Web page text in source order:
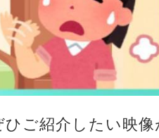
ご紹介したい映